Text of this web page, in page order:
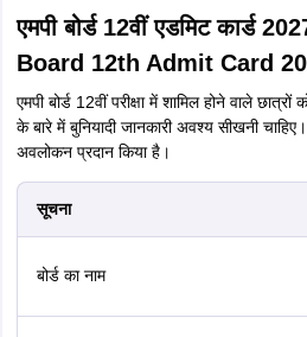
एमपी बोर्ड 12वीं एडमिट कार्ड
Board 12th Admit Card
एमपी बोर्ड 12वीं परीक्षा में शामिल होने वाले
के बारे में बुनियादी जानकारी अवश्य सीखनी
अवलोकन प्रदान किया है।
सूचना
बोर्ड का नाम